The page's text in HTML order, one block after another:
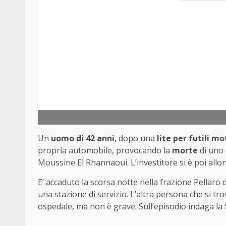
Un uomo di 42 anni, dopo una lite per futili
propria automobile, provocando la morte di uno
Moussine El Rhannaoui. L’investitore si è poi
E’ accaduto la scorsa notte nella frazione
una stazione di servizio. L’altra persona che si
ospedale, ma non è grave. Sull’episodio indaga